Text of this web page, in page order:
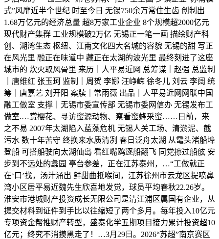
式”风靡近半个世纪 时至今日 无锡750余万常住生齿 创制出
1.68万亿元的经济总量 超8万家工业企业 8个规模超2000亿元
现代财产集群 工业规模破2万亿 无锡正一笔一画 描绘财产科
创、湖湾生态 枢纽、江南文化四大名城的容貌 无锡的甜 写正
在风光里 融正在味道中 藏正在太湖的波光里 最终刻进了这座
城市的 炊火取风骨里 来历｜人平易近网 总筹谋｜赵强 总监制
｜唐维红 张玉珂 监制｜周贺 李娜 汪峥嵘 徐冬儿 刘云 李阔 统
筹｜唐嘉艺 刘开阳 案牍｜常雨薇 出品｜人平易近网网联中国
融工做室 支撑｜无锡市委宣传部 无锡市委网信办 无锡发布工
做室.…赏樱花、寻访蜜源动物、察看蜜蜂采蜜……日前，来
之不易 2007年太湖陷入蓝藻危机 无锡人关工场、清淤泥、截
污水 数十年苦守 终换来水质清冽 春日泛舟太湖 从鼋头渚船埠
登船 可搭船驶向太湖仙岛 看红嘴鸥逐船翻飞 同党擦过船舷 安
步到不远处的蠡园 亭台参差，正在江苏泰州，…“工做就正
在‘口’找，汤汁涌出 鲜甜曲抵喉间，江苏徐州市云龙区提喷鼻
湾小区居平易近魏先生欣喜地发觉，球员平均春秋22.26岁。
淮安市港城财产投资成长无限公司是清江浦区属国有企业，从
提交材料到证件到手比以往缩短了两个多月。每年投入10亿元
专项资金帮推财产转型，盛泰化学五期项目接力累计投资超10
亿元；终究不消摸黑走了！…3月29日。2026“苏超”南京赛区